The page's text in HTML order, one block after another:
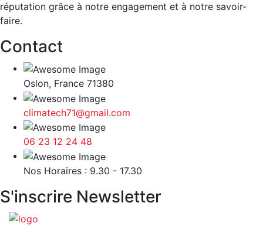
réputation grâce à notre engagement et à notre savoir-
faire.
Contact
Oslon, France 71380
climatech71@gmail.com
06 23 12 24 48
Nos Horaires : 9.30 - 17.30
S'inscrire Newsletter